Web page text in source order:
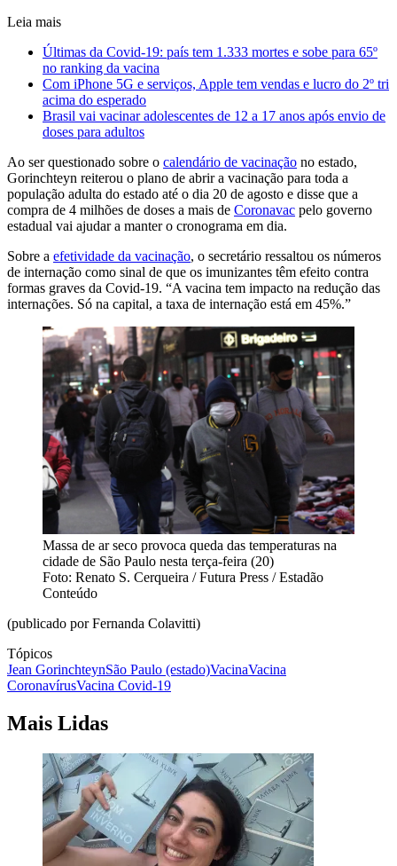
Leia mais
Últimas da Covid-19: país tem 1.333 mortes e sobe para 65º
no ranking da vacina
Com iPhone 5G e serviços, Apple tem vendas e lucro do 2º tri
acima do esperado
Brasil vai vacinar adolescentes de 12 a 17 anos após envio de
doses para adultos
Ao ser questionado sobre o calendário de vacinação no estado,
Gorinchteyn reiterou o plano de abrir a vacinação para toda a
população adulta do estado até o dia 20 de agosto e disse que a
compra de 4 milhões de doses a mais de Coronavac pelo governo
estadual vai ajudar a manter o cronograma em dia.
Sobre a efetividade da vacinação, o secretário ressaltou os números
de internação como sinal de que os imunizantes têm efeito contra
formas graves da Covid-19. “A vacina tem impacto na redução das
internações. Só na capital, a taxa de internação está em 45%.”
Massa de ar seco provoca queda das temperaturas na
cidade de São Paulo nesta terça-feira (20)
Foto: Renato S. Cerqueira / Futura Press / Estadão
Conteúdo
(publicado por Fernanda Colavitti)
Tópicos
Jean GorinchteynSão Paulo (estado)VacinaVacina
CoronavírusVacina Covid-19
Mais Lidas